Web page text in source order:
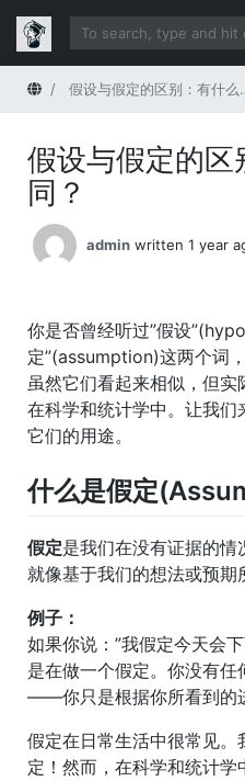
Home假设与假定的区别：有什么不同？
假设与假定的区
同？
admin written 1 year
你是否曾经听过”假设
定”(assumption)这两个词
虽然它们看起来相似，但
在科学和统计学中。让我们
它们的用途。
什么是假定
假定是我们在没有证据的
就像基于我们的想法或预期
例子：
如果你说：”我假定今天会
是在做一个假定。你没有
——你只是根据你所看到的
假定在日常生活中很常见。
定！然而，在科学和统计